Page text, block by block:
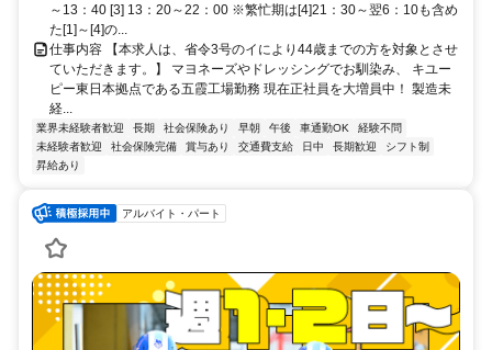
～13：40 [3] 13：20～22：00 ※繁忙期は[4]21：30～翌6：10も含め
た[1]～[4]の...
仕事内容 【本求人は、省令3号のイにより44歳までの方を対象とさせ
ていただきます。】 マヨネーズやドレッシングでお馴染み、 キユー
ピー東日本拠点である五霞工場勤務 現在正社員を大増員中！ 製造未
経...
業界未経験者歓迎 長期 社会保険あり 早朝 午後 車通勤OK
経験不問
未経験者歓迎
社会保険完備 賞与あり 交通費支給 日中 長期歓迎
シフト制
昇給あり
アルバイト・パート